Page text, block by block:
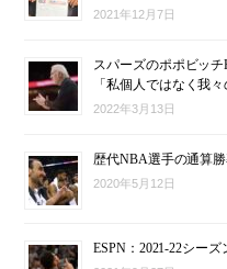
2021年12月7日
スパーズのポポビッ
「私個人ではなく我々
2022年3月13日
歴代NBA選手の通算
2020年5月12日
ESPN：2021-22シー